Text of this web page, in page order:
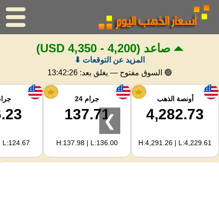
الرئيسية
سعر الذهب
اسعار الفضه
حاسبة الذهب
لمشرفي المواقع
صاعد (4,200 - 4,350 USD)
المزيد عن التوقعات ⬇
🟢 السوق مفتوح — يغلق بعد: 13:42:25
أونصة الذهب
4,282.73
H:4,291.26 | L:4,229.61
جرام 24
137.71
H:137.98 | L:136.00
L:124.67
❯